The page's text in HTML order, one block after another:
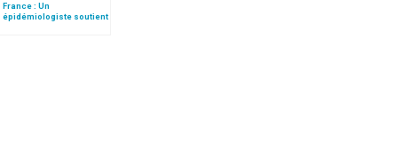
France : Un
épidémiologiste soutient